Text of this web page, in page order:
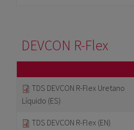
DEVCON R-Flex
TDS DEVCON R-Flex Uretano
Líquido (ES)
TDS DEVCON R-Flex (EN)